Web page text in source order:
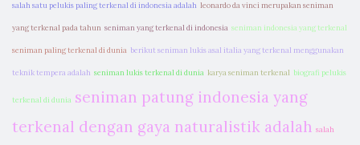
salah satu pelukis paling terkenal di indonesia adalah leonardo da vinci merupakan seniman
yang terkenal pada tahun seniman yang terkenal di indonesia seniman indonesia yang terkenal
seniman paling terkenal di dunia berikut seniman lukis asal italia yang terkenal menggunakan
teknik tempera adalah seniman lukis terkenal di dunia karya seniman terkenal biografi pelukis
terkenal di dunia seniman patung indonesia yang
terkenal dengan gaya naturalistik adalah salah